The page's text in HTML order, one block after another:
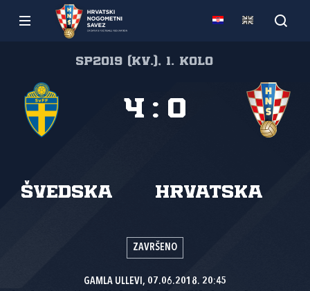
SP2019 (kv.), 1. kolo
Švedska Hrvatska
4 : 0
ZAVRŠENO
GAMLA ULLEVI, 07.06.2018. 20:45